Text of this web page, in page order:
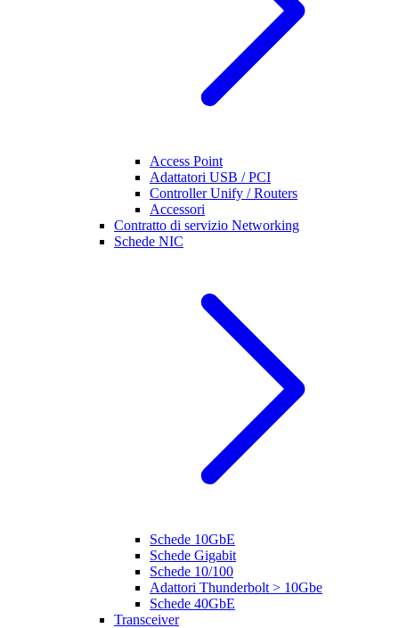
Access Point
Adattatori USB / PCI
Controller Unify / Routers
Accessori
Contratto di servizio Networking
Schede NIC
Schede 10GbE
Schede Gigabit
Schede 10/100
Adattori Thunderbolt > 10Gbe
Schede 40GbE
Transceiver